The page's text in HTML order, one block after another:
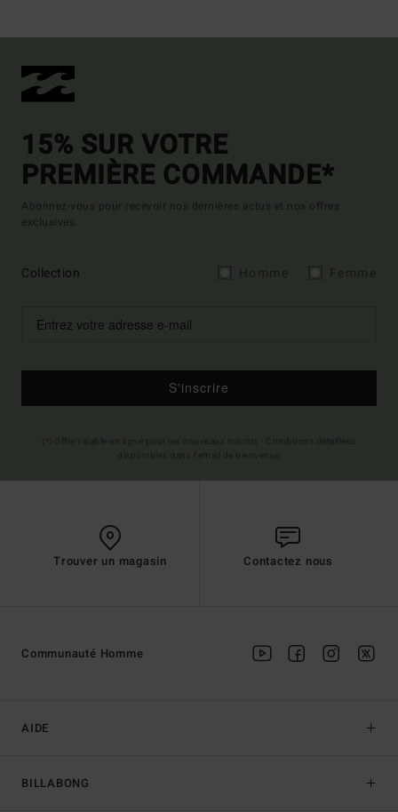
15% SUR VOTRE
PREMIÈRE COMMANDE*
Abonnez-vous pour recevoir nos dernières actus et nos offres
exclusives.
Collection
S'inscrire
Trouver un magasin Contactez nous
AIDE
BILLABONG
Communauté Homme